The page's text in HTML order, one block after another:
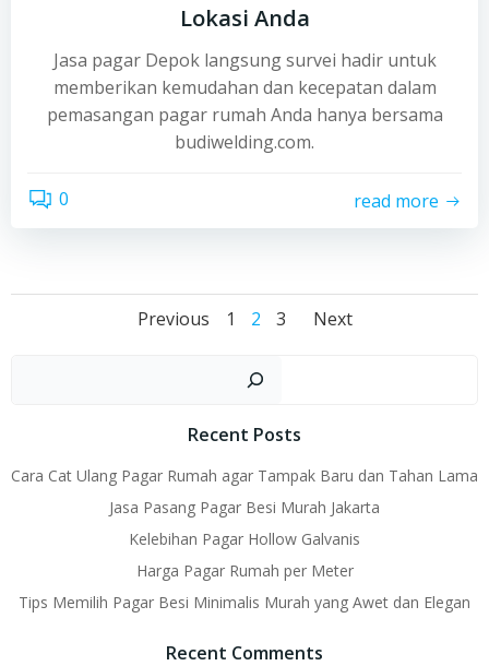
Lokasi Anda
Jasa pagar Depok langsung survei hadir untuk
memberikan kemudahan dan kecepatan dalam
pemasangan pagar rumah Anda hanya bersama
budiwelding.com.
0 read more
Posts
navigation
Previous
Posts
navigation
Page
1 Page
2 Page
3
Posts
Next
Recent Posts
Cara Cat Ulang Pagar Rumah agar Tampak Baru dan Tahan Lama
Jasa Pasang Pagar Besi Murah Jakarta
Kelebihan Pagar Hollow Galvanis
Harga Pagar Rumah per Meter
Tips Memilih Pagar Besi Minimalis Murah yang Awet dan Elegan
Recent Comments